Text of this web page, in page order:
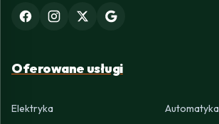
Oferowane usługi
Elektryka
Automatyka